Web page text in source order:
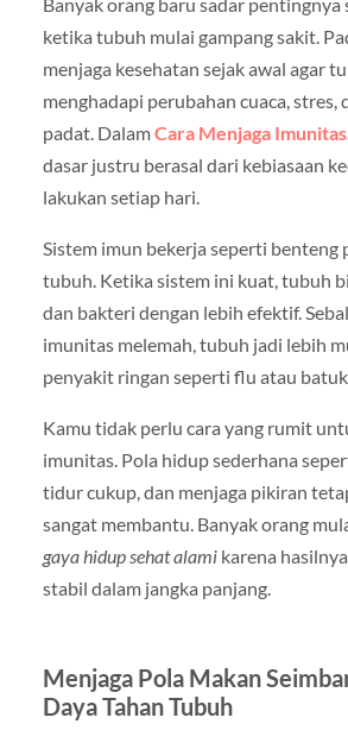
ketika tubuh mulai gampang sakit.
menjaga kesehatan sejak awal agar
menghadapi perubahan cuaca, stres,
padat. DalamCara Menjaga Imunitas
dasar justru berasal dari kebiasaan
lakukan setiap hari.
Sistem imun bekerja seperti benteng
tubuh. Ketika sistem ini kuat, tubuh
dan bakteri dengan lebih efektif.
imunitas melemah, tubuh jadi lebih
penyakit ringan seperti flu atau
Kamu tidak perlu cara yang rumit
imunitas. Pola hidup sederhana
tidur cukup, dan menjaga pikiran
sangat membantu. Banyak orang
gaya hidup sehat alamikarena
stabil dalam jangka panjang.
Menjaga Pola Makan
Daya Tahan Tubuh